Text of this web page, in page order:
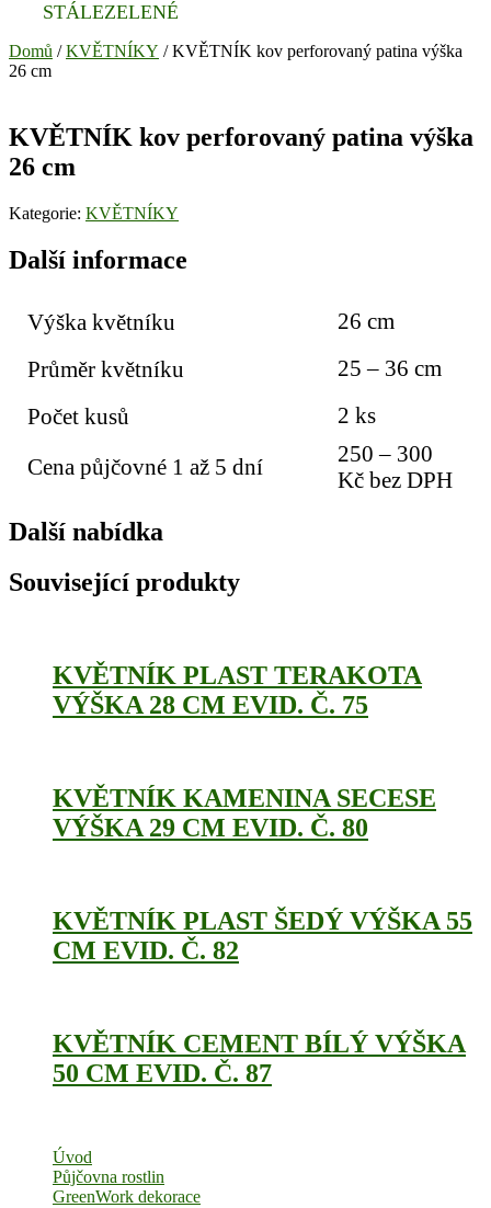
STÁLEZELENÉ
Domů /KVĚTNÍKY / KVĚTNÍK kov perforovaný patina výška
26 cm
KVĚTNÍK kov perforovaný patina výška
26 cm
Kategorie: KVĚTNÍKY
Další informace
Výška květníku
26 cm
Průměr květníku
25 – 36 cm
Počet kusů
2 ks
Cena půjčovné 1 až 5 dní
250 – 300
Kč bez DPH
Další nabídka
Související produkty
KVĚTNÍK PLAST TERAKOTA
VÝŠKA 28 CM EVID. Č. 75
KVĚTNÍK KAMENINA SECESE
VÝŠKA 29 CM EVID. Č. 80
KVĚTNÍK PLAST ŠEDÝ VÝŠKA 55
CM EVID. Č. 82
KVĚTNÍK CEMENT BÍLÝ VÝŠKA
50 CM EVID. Č. 87
Úvod
Půjčovna rostlin
GreenWork dekorace